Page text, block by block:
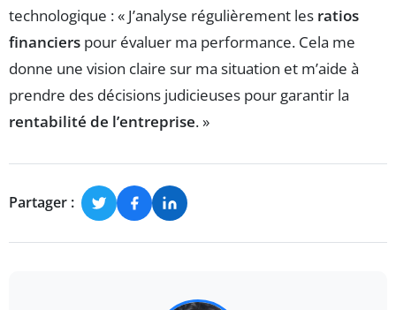
technologique : « J’analyse régulièrement les ratios
financiers pour évaluer ma performance. Cela me
donne une vision claire sur ma situation et m’aide à
prendre des décisions judicieuses pour garantir la
rentabilité de l’entreprise. »
Partager :